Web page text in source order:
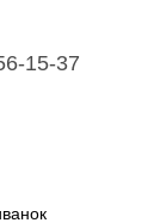
15-37